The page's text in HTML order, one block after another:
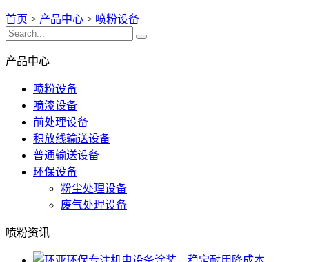
首页 > 产品中心 > 喷粉设备
产品中心
喷粉设备
喷漆设备
前处理设备
积放线输送设备
普通输送设备
环保设备
粉尘处理设备
废气处理设备
喷粉资讯